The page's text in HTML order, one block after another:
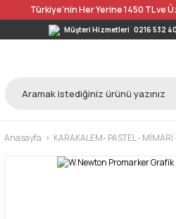
Türkiye’nin Her Yerine 1450 TL ve
Müşteri Hizmetleri 0216 532
Anasayfa KARAKALEM- PASTEL - MİMARİ